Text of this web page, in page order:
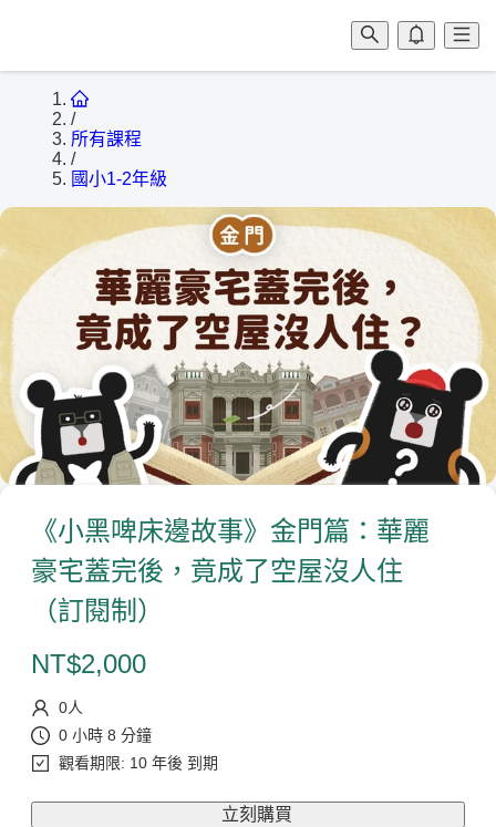
/
所有課程
/
國小1-2年級
《小黑啤床邊故事》金門篇：華麗
豪宅蓋完後，竟成了空屋沒人住
（訂閱制）
NT$2,000
0人
0 小時 8 分鐘
觀看期限: 10 年後 到期
立刻購買